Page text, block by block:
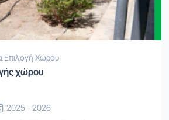
Επιλογή Χώρου
χώρου
2025 - 2026